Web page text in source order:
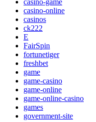
casino-game
casino-online
casinos
ck222
E
FairSpin
fortunetiger
freshbet
game
game-casino
game-online
game-online-casino
games
government-site